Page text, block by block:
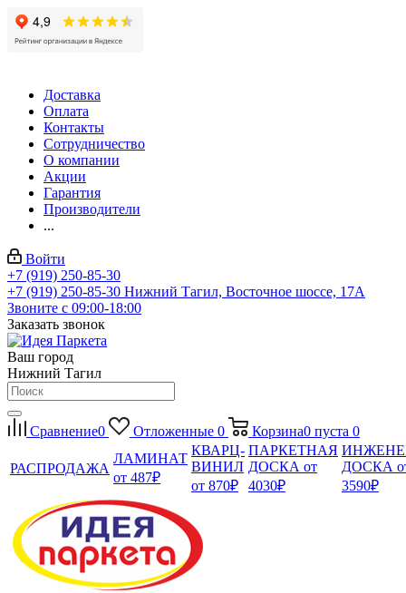
Доставка
Оплата
Контакты
Сотрудничество
О компании
Акции
Гарантия
Производители
...
Войти
+7 (919) 250-85-30
+7 (919) 250-85-30 Нижний Тагил, Восточное шоссе, 17А
Звоните с 09:00-18:00
Заказать звонок
Ваш город
Нижний Тагил
Сравнение0 Отложенные 0 Корзина0 пуста 0
РАСПРОДАЖА
ЛАМИНАТ
от 487₽
КВАРЦ-
ВИНИЛ
от 870₽
ПАРКЕТНАЯ
ДОСКА от
4030₽
ДОСКА
3590₽